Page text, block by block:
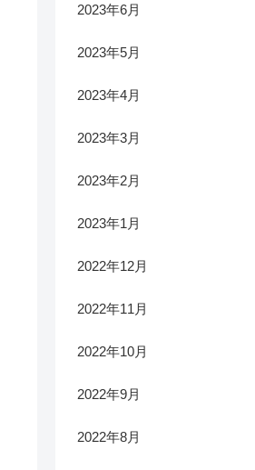
2023年6月
2023年5月
2023年4月
2023年3月
2023年2月
2023年1月
2022年12月
2022年11月
2022年10月
2022年9月
2022年8月